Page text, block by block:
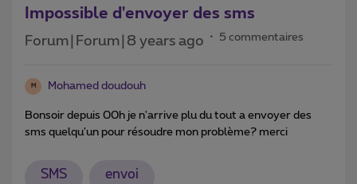
Impossible d'envoyer des sms
Forum|Forum|8 years ago 5 commentaires
M Mohamed doudouh
Bonsoir depuis 00h je n'arrive plu du tout a envoyer des
sms quelqu'un pour résoudre mon problème? merci
SMS envoi